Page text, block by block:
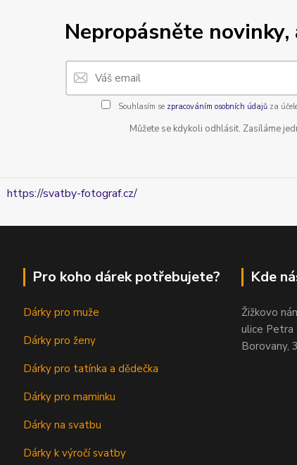
Nepropásněte novinky,
Souhlasím se zpracováním osobních údajůza
Můžete se kdykoli odhlásit. Zasíláme
https://svatby-fotograf.cz/
Pro koho dárek potřebujete?
Dárky pro muže
Dárky pro ženy
Dárky pro tatínka a dědečka
Dárky pro maminku
Dárky na svatbu
Dárky k výročí svatby
Kde
Žižkovo
ulice Petra
Borovany,